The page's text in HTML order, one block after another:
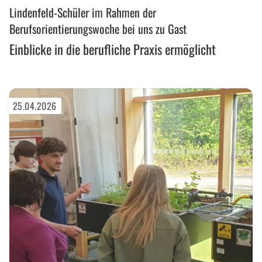
in
die
Praxis
Lindenfeld-Schüler im Rahmen der
Berufsorientierungswoche bei uns zu Gast
Einblicke in die berufliche Praxis ermöglicht
25.04.2026